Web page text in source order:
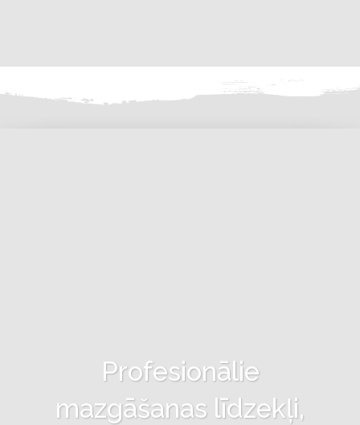
Profesionālie
mazgāšanas līdzekļi,